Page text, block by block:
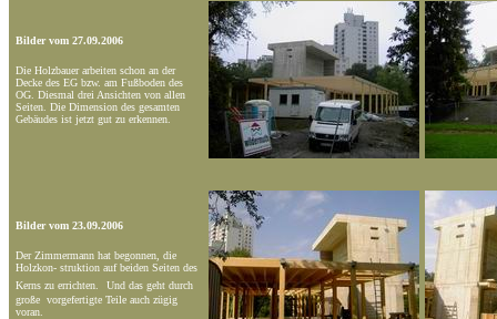
Bilder vom 27.09.2006
Die Holzbauer arbeiten schon an der
Decke des EG bzw. am Fußboden des
OG. Diesmal drei Ansichten von allen
Seiten. Die Dimension des gesamten
Gebäudes ist jetzt gut zu erkennen.
Bilder vom 23.09.2006
Der Zimmermann hat begonnen, die
Holzkon- struktion auf beiden Seiten des
Kerns zu errichten.
Und das geht durch
große vorgefertigte Teile auch zügig
voran.